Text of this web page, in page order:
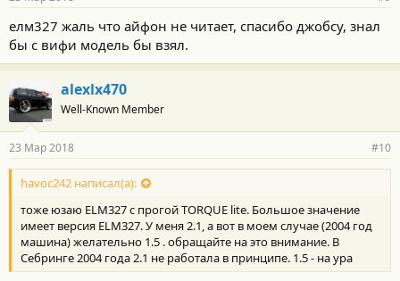
с
т
и
:
елм327 жаль что айфон не читает, спасибо джобсу, знал
бы с вифи модель бы взял.
alexlx470
Well-Known Member
23 Мар 2018 #10
havoc242 написал(а):
тоже юзаю ELM327 c прогой TORQUE lite. Большое значение
имеет версия ELM327. У меня 2.1, а вот в моем случае (2004 год
машина) желательно 1.5 . обращайте на это внимание. В
Себринге 2004 года 2.1 не работала в принципе. 1.5 - на ура